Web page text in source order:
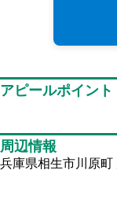
アピールポイント
周辺情報
兵庫県相生市川原町